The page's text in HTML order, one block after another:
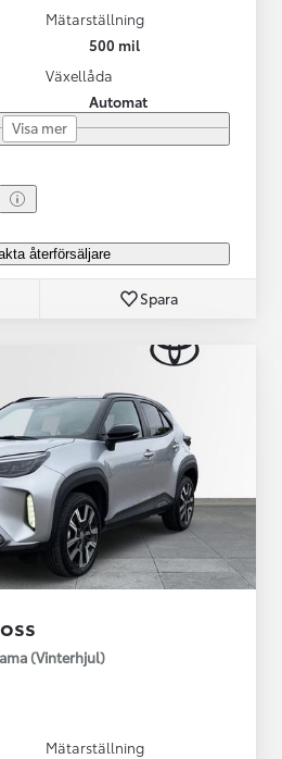
Mätarställning
500 mil
Växellåda
Automat
Visa mer
återförsäljare
Spara
(Vinterhjul)
Mätarställning